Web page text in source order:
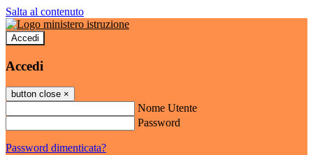
Salta al contenuto
Accedi
Accedi
button close ×
Nome Utente
Password
Password dimenticata?